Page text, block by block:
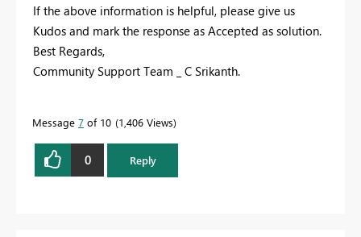
If the above information is helpful, please give us
Kudos and mark the response as Accepted as solution.
Best Regards,
Community Support Team _ C Srikanth.
Message 7 of 10 1,406 Views
0 Reply